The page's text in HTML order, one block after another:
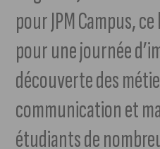
pour JPM Campus,
pour une journée
découverte des
communication et
étudiants de